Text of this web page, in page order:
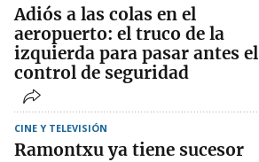
Adiós a las colas en el
aeropuerto: el truco de la
izquierda para pasar antes el
control de seguridad
CINE Y TELEVISIÓN
Ramontxu ya tiene sucesor